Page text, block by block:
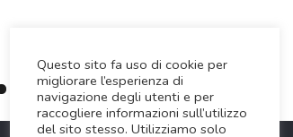
Questo sito fa uso di cookie per
migliorare l’esperienza di
navigazione degli utenti e per
raccogliere informazioni sull’utilizzo
del sito stesso. Utilizziamo solo